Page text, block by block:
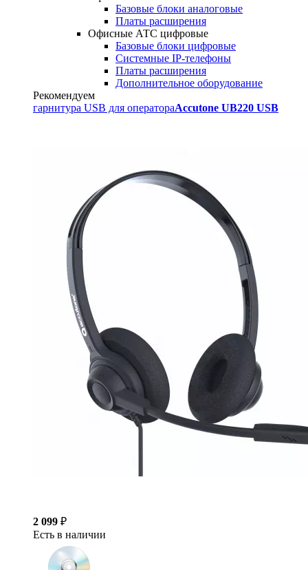
Базовые блоки аналоговые
Платы расширения
Офисные АТС цифровые
Базовые блоки цифровые
Системные IP-телефоны
Платы расширения
Дополнительное оборудование
Рекомендуем
гарнитура USB для оператораAccutone UB220 USB
2 099 ₽
Есть в наличии